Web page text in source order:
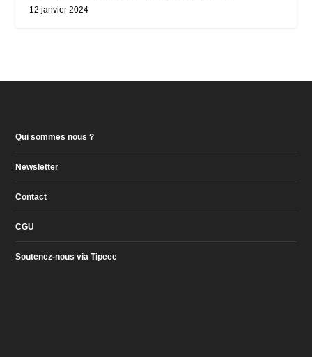
12 janvier 2024
Qui sommes nous ?
Newsletter
Contact
CGU
Soutenez-nous via Tipeee